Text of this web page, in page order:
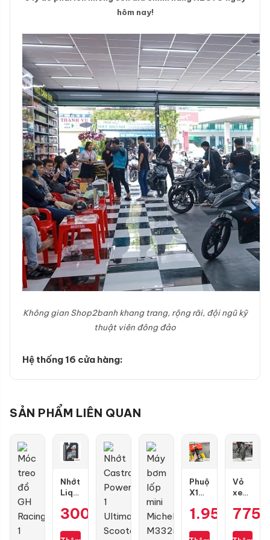
hôm nay!
Không gian Shop2banh khang trang, rộng rãi, đội ngũ kỹ
thuật viên đông đảo
Hệ thống 16 cửa hàng:
SẢN PHẨM LIÊN QUAN
Nhớt
Liqui
Motorbike
4T
300.000₫
Phuộc
X1R
bình
cho
1.950.000
Vỏ
xe
TT902
100/70-